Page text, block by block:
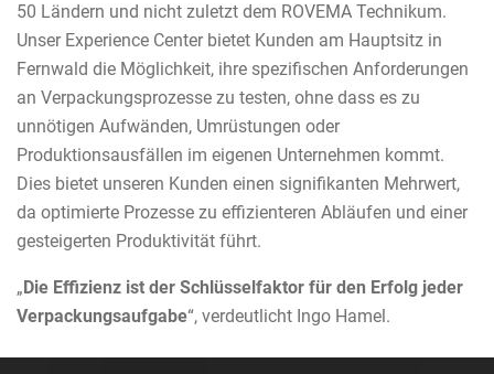
50 Ländern und nicht zuletzt dem ROVEMA Technikum.
Unser Experience Center bietet Kunden am Hauptsitz in
Fernwald die Möglichkeit, ihre spezifischen Anforderungen
an Verpackungsprozesse zu testen, ohne dass es zu
unnötigen Aufwänden, Umrüstungen oder
Produktionsausfällen im eigenen Unternehmen kommt.
Dies bietet unseren Kunden einen signifikanten Mehrwert,
da optimierte Prozesse zu effizienteren Abläufen und einer
gesteigerten Produktivität führt.
„Die Effizienz ist der Schlüsselfaktor für den Erfolg jeder
Verpackungsaufgabe“, verdeutlicht Ingo Hamel.